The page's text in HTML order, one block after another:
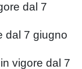
dal 7
dal 7 giugno
vigore dal 7